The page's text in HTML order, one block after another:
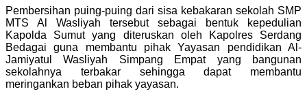
Pembersihan puing-puing dari sisa kebakaran sekolah SMP
MTS Al Wasliyah tersebut sebagai bentuk kepedulian
Kapolda Sumut yang diteruskan oleh Kapolres Serdang
Bedagai guna membantu pihak Yayasan pendidikan Al-
Jamiyatul Wasliyah Simpang Empat yang bangunan
sekolahnya terbakar sehingga dapat membantu
meringankan beban pihak yayasan.